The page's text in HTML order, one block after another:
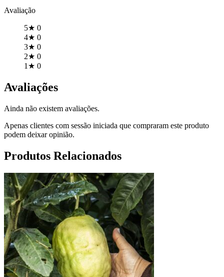
Avaliação
5★ 0
4★ 0
3★ 0
2★ 0
1★ 0
Avaliações
Ainda não existem avaliações.
Apenas clientes com sessão iniciada que compraram este produto
podem deixar opinião.
Produtos Relacionados